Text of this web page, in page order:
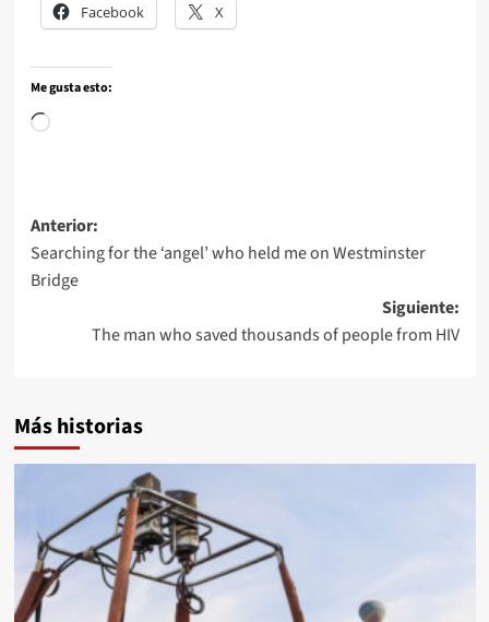
Facebook X
Me gusta esto:
Anterior:
Searching for the ‘angel’ who held me on Westminster
Bridge
Siguiente:
The man who saved thousands of people from HIV
Más historias